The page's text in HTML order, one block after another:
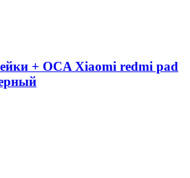
+ OCA Xiaomi redmi pad